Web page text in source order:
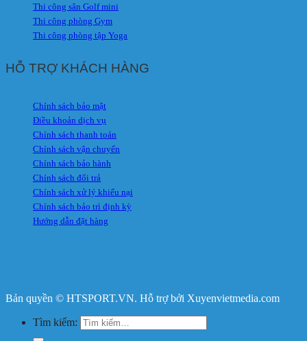
Thi công sân Golf mini
Thi công phòng Gym
Thi công phòng tập Yoga
HỖ TRỢ KHÁCH HÀNG
Chính sách bảo mật
Điều khoản dịch vụ
Chính sách thanh toán
Chính sách vận chuyển
Chính sách bảo hành
Chính sách đổi trả
Chính sách xử lý khiếu nại
Chính sách bảo trì định kỳ
Hướng dẫn đặt hàng
Bản quyền © HTSPORT.VN. Hỗ trợ bởi Xuyenvietmedia.com
Tìm kiếm: